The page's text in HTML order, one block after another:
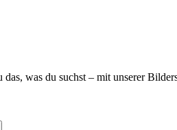
was du suchst – mit unserer